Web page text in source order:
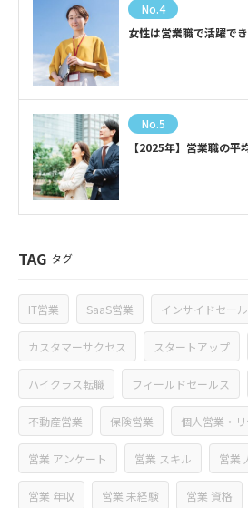
No.4
女性は営業職で活躍で
No.5
【2025年】営業職の
TAG タグ
IT営業 SaaS営業 インサイドセー
カスタマーサクセス スタートアップ
ハイクラス転職 フィールドセールス
不動産営業 保険営業 個人営業・
営業 アンケート 営業 スキル 営業
営業 年収 営業 未経験 営業 資格